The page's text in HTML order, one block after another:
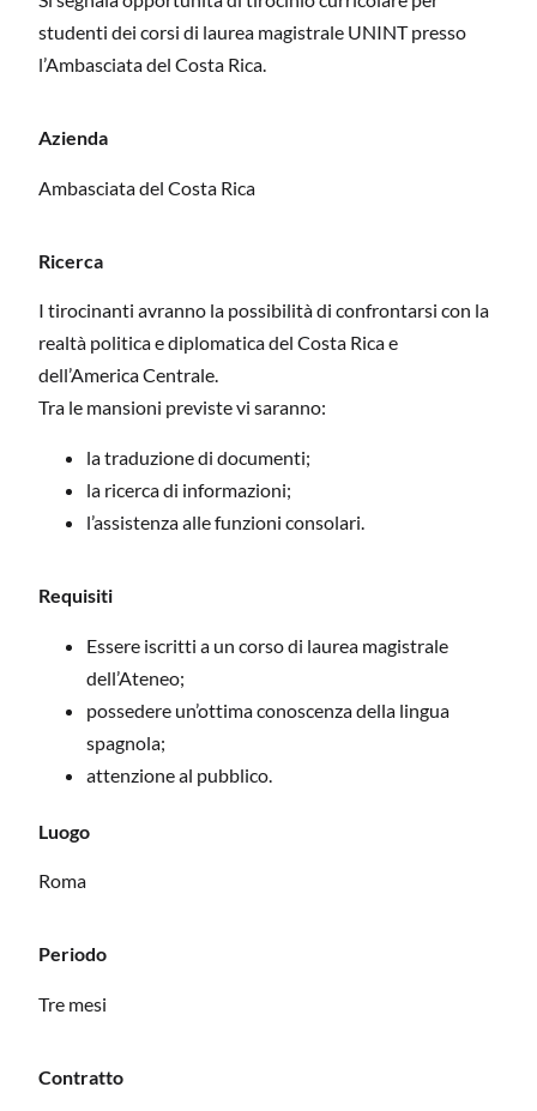
studenti dei corsi di laurea magistrale UNINT presso
l’Ambasciata del Costa Rica.
Azienda
Ambasciata del Costa Rica
Ricerca
I tirocinanti avranno la possibilità di confrontarsi con la
realtà politica e diplomatica del Costa Rica e
dell’America Centrale.
Tra le mansioni previste vi saranno:
la traduzione di documenti;
la ricerca di informazioni;
l’assistenza alle funzioni consolari.
Requisiti
Essere iscritti a un corso di laurea magistrale
dell’Ateneo;
possedere un’ottima conoscenza della lingua
spagnola;
attenzione al pubblico.
Luogo
Roma
Periodo
Tre mesi
Contratto